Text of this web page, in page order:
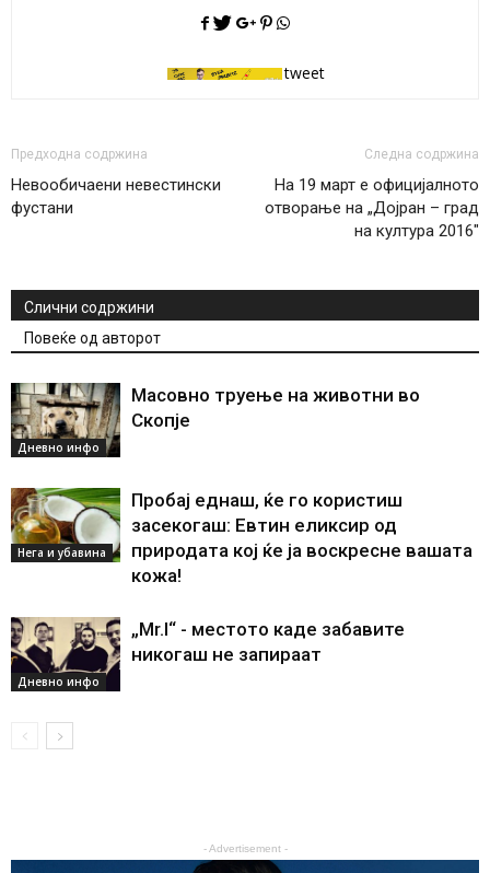
tweet
Предходна содржина
Невообичаени невестински
фустани
Следна содржина
На 19 март е официјалното
отворање на „Дојран – град
на култура 2016"
Слични содржини
Повеќе од авторот
Дневно инфо
Масовно труење на животни во
Скопје
Нега и убавина
Пробај еднаш, ќе го користиш
засекогаш: Евтин еликсир од
природата кој ќе ја воскресне вашата
кожа!
Дневно инфо
„Mr.I“ - местото каде забавите
никогаш не запираат
- Advertisement -